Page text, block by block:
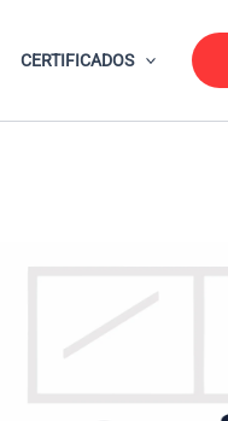
CERTIFICADOS